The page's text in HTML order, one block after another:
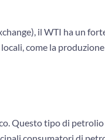
il WTI ha un
come la
Questo tipo di
consumatori di